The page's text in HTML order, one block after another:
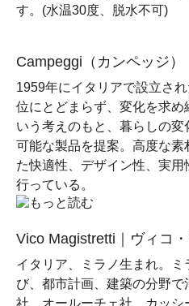
す。(水温30度、脱水不可)
Campeggi（カンペッジ）
1959年にイタリアで設立さ
位にとどまらず、変化を求め
いう考えのもと、暮らしの
可能な製品を提案。高度な
た快適性、デザイン性、実
行っている。
Vico Magistretti｜ヴィコ
イタリア、ミラノ生まれ。
び、都市計画、建築の分野
社、オールーチェ社、カッ